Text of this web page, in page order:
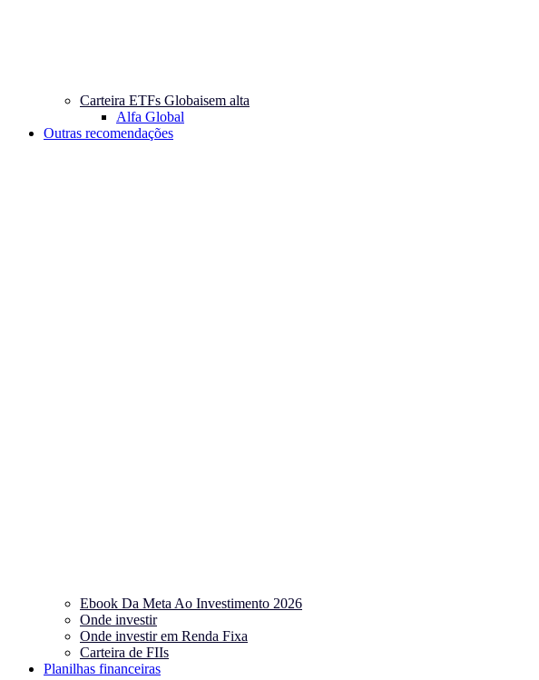
Carteira ETFs Globaisem alta
Alfa Global
Outras recomendações
Ebook Da Meta Ao Investimento 2026
Onde investir
Onde investir em Renda Fixa
Carteira de FIIs
Planilhas financeiras